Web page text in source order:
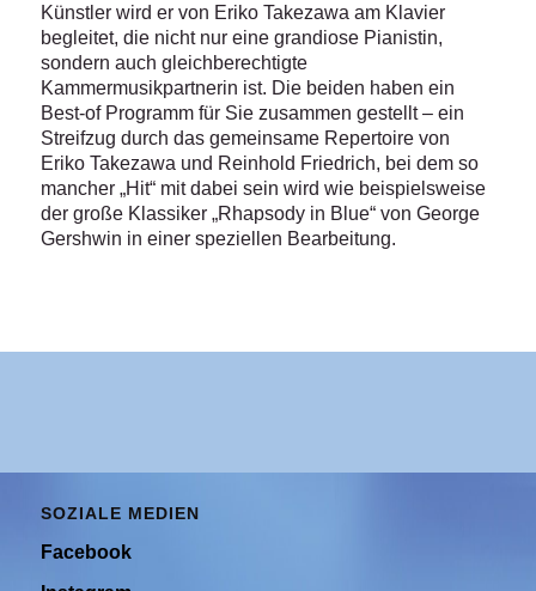
Künstler wird er von Eriko Takezawa am Klavier
begleitet, die nicht nur eine grandiose Pianistin,
sondern auch gleichberechtigte
Kammermusikpartnerin ist. Die beiden haben ein
Best-of Programm für Sie zusammen gestellt – ein
Streifzug durch das gemeinsame Repertoire von
Eriko Takezawa und Reinhold Friedrich, bei dem so
mancher „Hit“ mit dabei sein wird wie beispielsweise
der große Klassiker „Rhapsody in Blue“ von George
Gershwin in einer speziellen Bearbeitung.
SOZIALE MEDIEN
Facebook